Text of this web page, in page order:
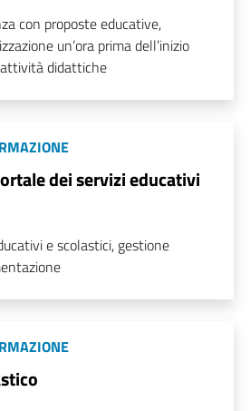
con proposte educative,
un’ora prima dell’inizio
didattiche
dei servizi educativi
e scolastici, gestione